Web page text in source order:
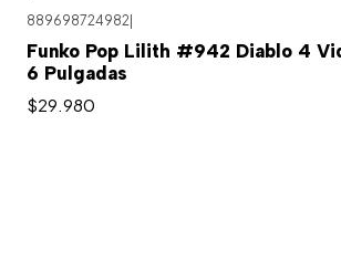
889698724982
Funko Pop Lilith #942 Diablo 4
6 Pulgadas
$29.980